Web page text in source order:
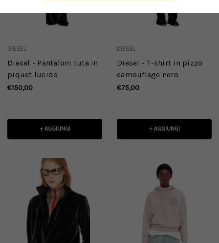
DIESEL
Diesel - Pantaloni tuta in
piquet lucido
€150,00
+ AGGIUNGI
DIESEL
Diesel - T-shirt in pizzo
camouflage nero
€75,00
+ AGGIUNGI